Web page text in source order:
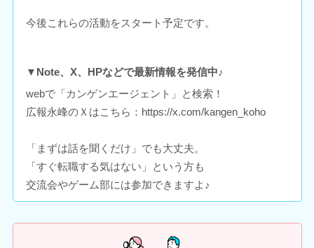
今後これらの活動をスタート予定です。
▼Note、X、HPなどで最新情報を発信中♪
webで「カンゲンエージェント」と検索！
広報永峰のＸはこちら：https://x.com/kangen_koho
「まずは話を聞くだけ」でも大丈夫。
「すぐ転職する気はない」という方も
交流会やゲーム部には参加できますよ♪